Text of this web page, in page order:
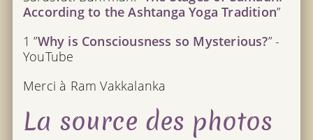
According to the Ashtanga Yoga Tradition”
1 ”Why is Consciousness so Mysterious?” -
YouTube
Merci à Ram Vakkalanka
La source des photos